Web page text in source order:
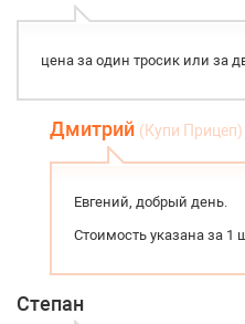
цена за один тросик или за
Дмитрий (Купи Прицеп)
Евгений, добрый день.
Стоимость указана за 1
Степан